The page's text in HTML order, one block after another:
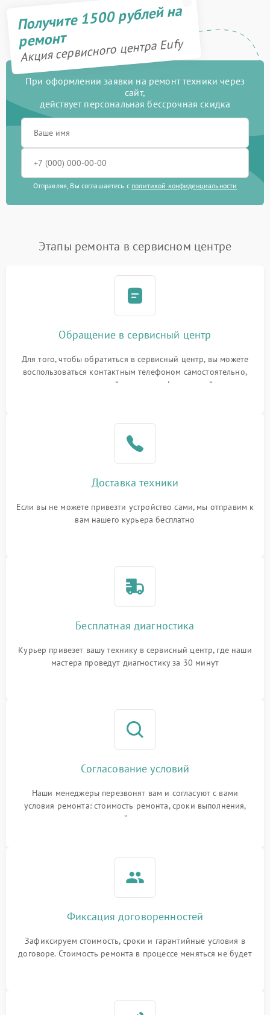
Получите 1500 рублей на
ремонт
Акция сервисного центра Eufy
При оформлении заявки на ремонт техники через
сайт,
действует персональная бессрочная скидка
Отправляя, Вы соглашаетесь с политикой конфиденциальности
Этапы ремонта в сервисном центре
Обращение в сервисный центр
Для того, чтобы обратиться в сервисный центр, вы можете
воспользоваться контактным телефоном самостоятельно,
или оставить свой номер телефона на сайте
Доставка техники
Если вы не можете привезти устройство сами, мы отправим к
вам нашего курьера бесплатно
Бесплатная диагностика
Курьер привезет вашу технику в сервисный центр, где наши
мастера проведут диагностику за 30 минут
Согласование условий
Наши менеджеры перезвонят вам и согласуют с вами
условия ремонта: стоимость ремонта, сроки выполнения,
гарантийные условия
Фиксация договоренностей
Зафиксируем стоимость, сроки и гарантийные условия в
договоре. Стоимость ремонта в процессе меняться не будет